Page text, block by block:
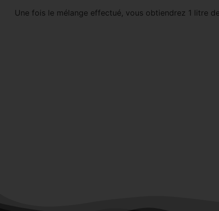
Une fois le mélange effectué, vous obtiendrez 1 litre